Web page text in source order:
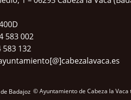
583 002
583 132
© Ayuntamiento de Cabeza la